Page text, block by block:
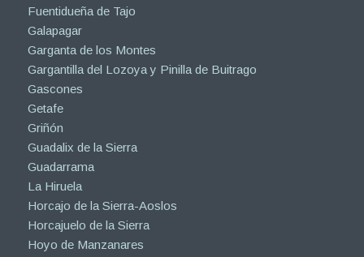
Fuentidueña de Tajo
Galapagar
Garganta de los Montes
Gargantilla del Lozoya y Pinilla de Buitrago
Gascones
Getafe
Griñón
Guadalix de la Sierra
Guadarrama
La Hiruela
Horcajo de la Sierra-Aoslos
Horcajuelo de la Sierra
Hoyo de Manzanares